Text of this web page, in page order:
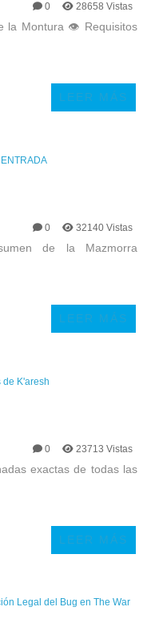
0
28658 Vistas
la Montura 👁️ Requisitos
LEER MÁS
0
32140 Vistas
de la Mazmorra
LEER MÁS
0
23713 Vistas
exactas de todas las
LEER MÁS